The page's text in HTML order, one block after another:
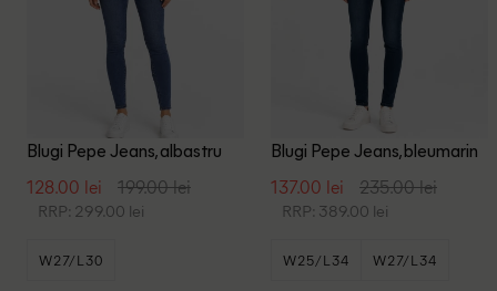
Blugi Pepe Jeans, albastru
128.00 lei 199.00 lei
RRP: 299.00 lei
W27/L30
Blugi Pepe Jeans, bleumarin
137.00 lei 235.00 lei
RRP: 389.00 lei
W25/L34 W27/L34